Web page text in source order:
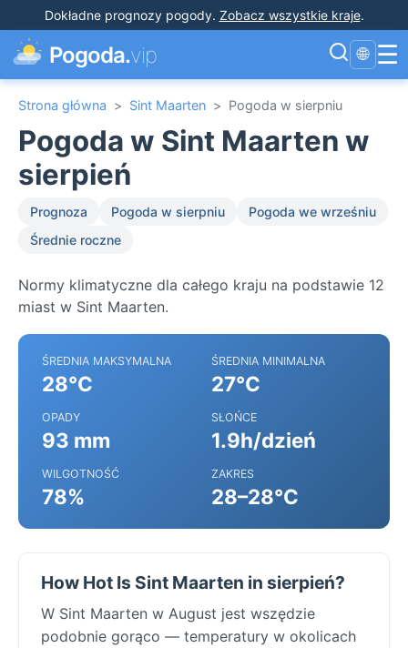
Dokładne prognozy pogody. Zobacz wszystkie kraje.
Pogoda.vip 🌐 ☰
Strona główna > Sint Maarten > Pogoda w sierpniu
Pogoda w Sint Maarten w
sierpień
Prognoza Pogoda w sierpniu
Pogoda we wrześniu
Średnie roczne
Normy klimatyczne dla całego kraju na podstawie 12
miast w Sint Maarten.
ŚREDNIA MAKSYMALNA
28°C
ŚREDNIA MINIMALNA
27°C
OPADY
93 mm
SŁOŃCE
1.9h/dzień
WILGOTNOŚĆ
78%
ZAKRES
28–28°C
How Hot Is Sint Maarten in sierpień?
W Sint Maarten w August jest wszędzie
podobnie gorąco — temperatury w okolicach